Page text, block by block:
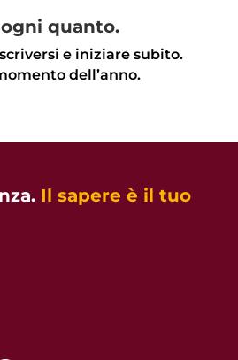
quanto.
e iniziare subito.
dell’anno.
Il sapere è il tuo